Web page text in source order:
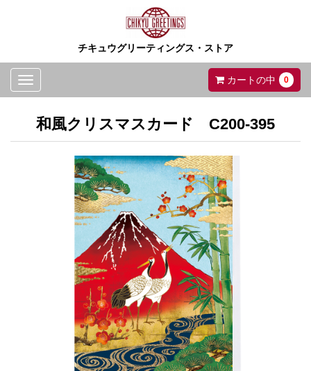
チキュウグリーティングス・ストア
Toggle
navigation
カートの中 0
和風クリスマスカード C200-395